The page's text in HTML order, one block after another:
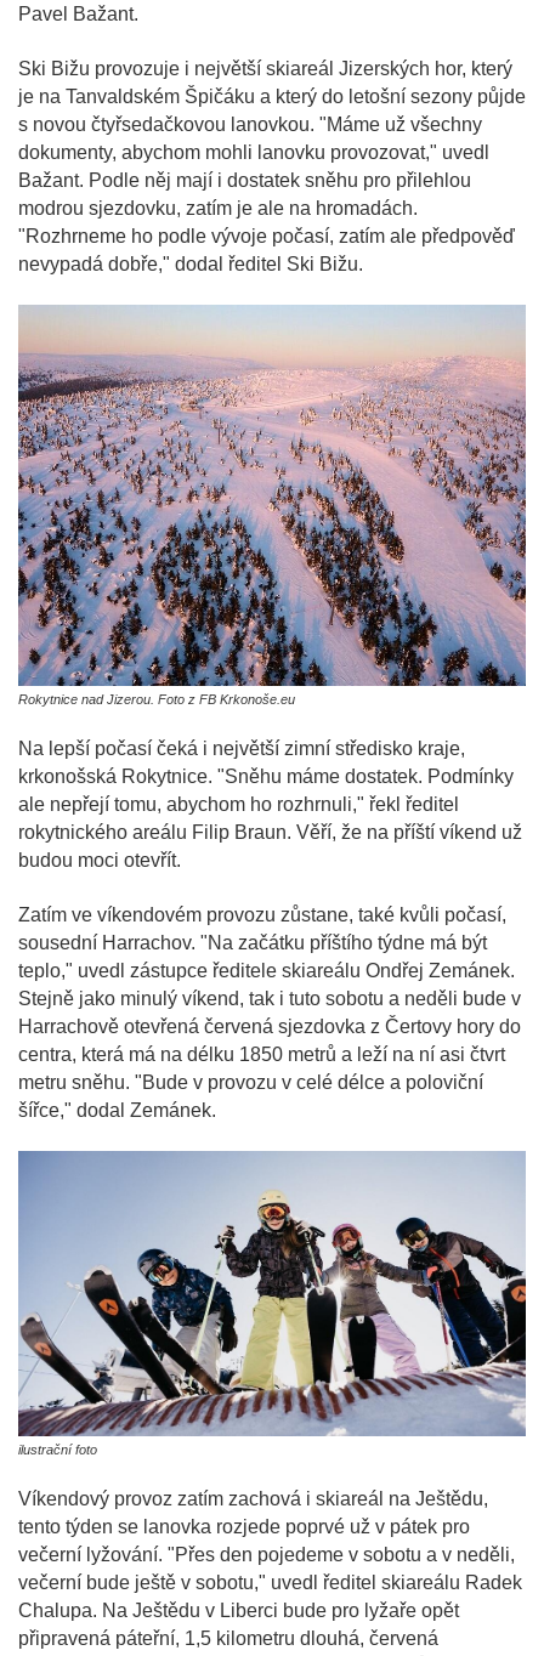
Pavel Bažant.
Ski Bižu provozuje i největší skiareál Jizerských hor, který
je na Tanvaldském Špičáku a který do letošní sezony půjde
s novou čtyřsedačkovou lanovkou. "Máme už všechny
dokumenty, abychom mohli lanovku provozovat," uvedl
Bažant. Podle něj mají i dostatek sněhu pro přilehlou
modrou sjezdovku, zatím je ale na hromadách.
"Rozhrneme ho podle vývoje počasí, zatím ale předpověď
nevypadá dobře," dodal ředitel Ski Bižu.
Rokytnice nad Jizerou. Foto z FB Krkonoše.eu
Na lepší počasí čeká i největší zimní středisko kraje,
krkonošská Rokytnice. "Sněhu máme dostatek. Podmínky
ale nepřejí tomu, abychom ho rozhrnuli," řekl ředitel
rokytnického areálu Filip Braun. Věří, že na příští víkend už
budou moci otevřít.
Zatím ve víkendovém provozu zůstane, také kvůli počasí,
sousední Harrachov. "Na začátku příštího týdne má být
teplo," uvedl zástupce ředitele skiareálu Ondřej Zemánek.
Stejně jako minulý víkend, tak i tuto sobotu a neděli bude v
Harrachově otevřená červená sjezdovka z Čertovy hory do
centra, která má na délku 1850 metrů a leží na ní asi čtvrt
metru sněhu. "Bude v provozu v celé délce a poloviční
šířce," dodal Zemánek.
ilustrační foto
Víkendový provoz zatím zachová i skiareál na Ještědu,
tento týden se lanovka rozjede poprvé už v pátek pro
večerní lyžování. "Přes den pojedeme v sobotu a v neděli,
večerní bude ještě v sobotu," uvedl ředitel skiareálu Radek
Chalupa. Na Ještědu v Liberci bude pro lyžaře opět
připravená páteřní, 1,5 kilometru dlouhá, červená